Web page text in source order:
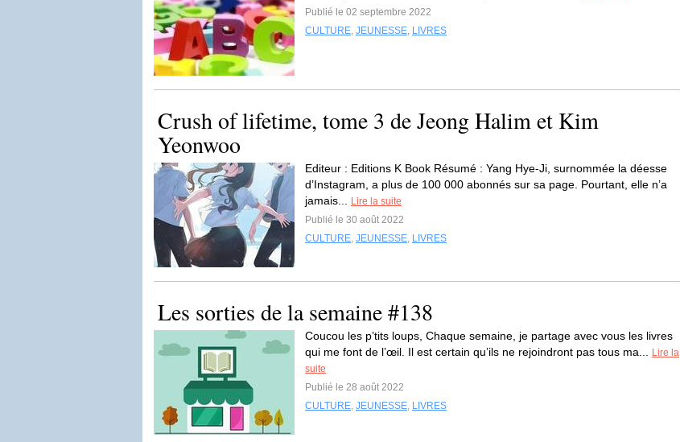
Publié le 02 septembre 2022
CULTURE, JEUNESSE, LIVRES
Crush of lifetime, tome 3 de Jeong Halim et Kim
Yeonwoo
Editeur : Editions K Book Résumé : Yang Hye-Ji, surnommée la déesse
d’Instagram, a plus de 100 000 abonnés sur sa page. Pourtant, elle n’a
jamais...
Lire la suite
Publié le 30 août 2022
CULTURE, JEUNESSE, LIVRES
Les sorties de la semaine #138
Coucou les p’tits loups, Chaque semaine, je partage avec vous les livres
qui me font de l’œil. Il est certain qu’ils ne rejoindront pas tous ma...
Lire la
suite
Publié le 28 août 2022
CULTURE, JEUNESSE, LIVRES